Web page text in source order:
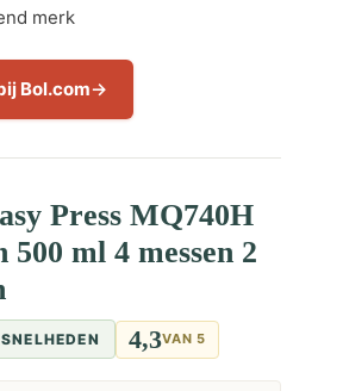
merk
Bol.com
Press MQ740H
500 ml 4 messen 2
4,3VAN 5